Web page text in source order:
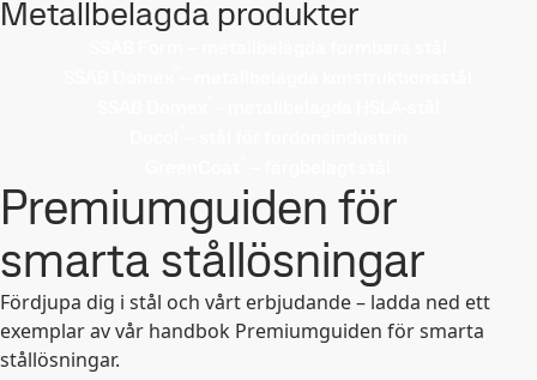
Metallbelagda produkter
Premiumguiden för
smarta stållösningar
Fördjupa dig i stål och vårt erbjudande – ladda ned ett
exemplar av vår handbok Premiumguiden för smarta
stållösningar.